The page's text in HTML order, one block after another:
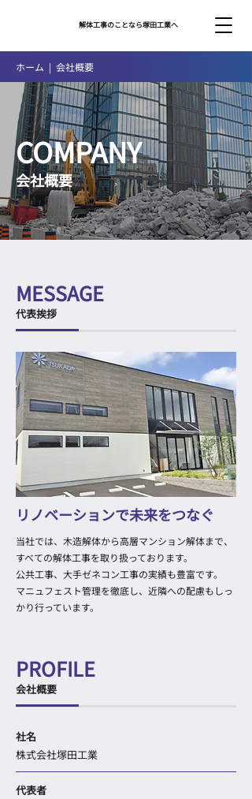
解体工事のことなら塚田工業へ
ホーム | 会社概要
COMPANY
会社概要
MESSAGE
代表挨拶
リノベーションで未来をつなぐ
当社では、木造解体から高層マンション解体まで、
すべての解体工事を取り扱っております。
公共工事、大手ゼネコン工事の実績も豊富です。
マニュフェスト管理を徹底し、近隣への配慮もしっ
かり行っています。
PROFILE
会社概要
社名
株式会社塚田工業
代表者